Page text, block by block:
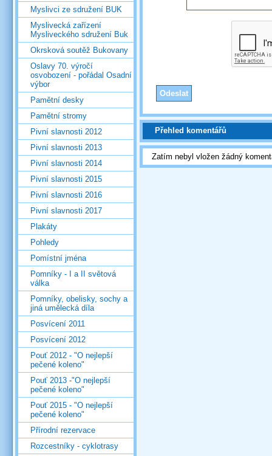
Přehled komentářů
Zatím nebyl vložen žádný
Myslivci ze sdružení BUK
Myslivecká zařízení
Mysliveckého sdružení Buk
Okrsková soutěž Bukovany
Oslavy 70. výročí
osvobození - pořádal Osadní
výbor
Pamětní desky
Pamětní stromy
Pivní slavnosti 2012
Pivní slavnosti 2013
Pivní slavnosti 2014
Pivní slavnosti 2015
Pivní slavnosti 2016
Pivní slavnosti 2017
Plakáty
Pohledy
Pomístní jména
Pomníky - I a II světová
válka
Pomníky, obelisky, sochy a
jiná umělecká díla
Posvícení 2011
Posvícení 2012
Pouť 2012 - "O nejlepší
pečené koleno"
Pouť 2013 -"O nejlepší
pečené koleno"
Pouť 2015 - "O nejlepší
pečené koleno"
Přírodní rezervace
Rozcestníky - cyklotrasy